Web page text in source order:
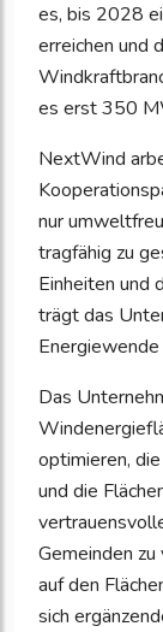
es, bis 2028
erreichen und
es erst 350
NextWind
nur
tragfähig zu
Einheiten und
trägt das
Das
optimieren,
und die
Gemeinden
auf den
sich